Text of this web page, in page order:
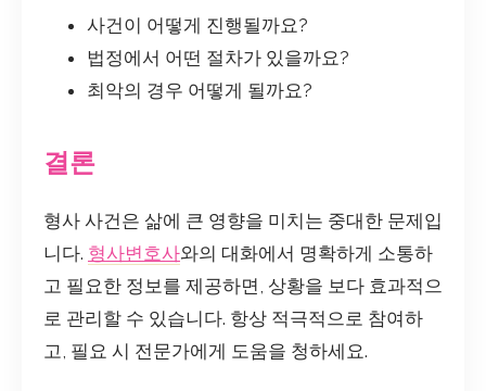
사건이 어떻게 진행될까요?
법정에서 어떤 절차가 있을까요?
최악의 경우 어떻게 될까요?
결론
형사 사건은 삶에 큰 영향을 미치는 중대한 문제입
니다. 형사변호사와의 대화에서 명확하게 소통하
고 필요한 정보를 제공하면, 상황을 보다 효과적으
로 관리할 수 있습니다. 항상 적극적으로 참여하
고, 필요 시 전문가에게 도움을 청하세요.